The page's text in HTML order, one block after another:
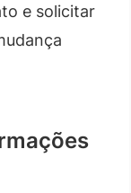
e solicitar